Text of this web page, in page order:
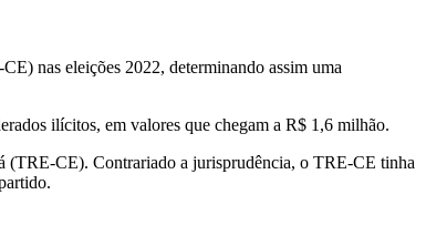
nas eleições 2022, determinando assim uma
ilícitos, em valores que chegam a R$ 1,6 milhão.
(TRE-CE). Contrariado a jurisprudência, o TRE-CE tinha